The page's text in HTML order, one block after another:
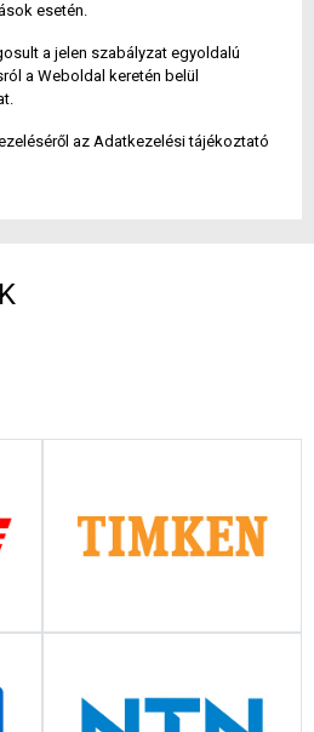
esetén.
a jelen szabályzat egyoldalú
a Weboldal keretén belül
az Adatkezelési tájékoztató